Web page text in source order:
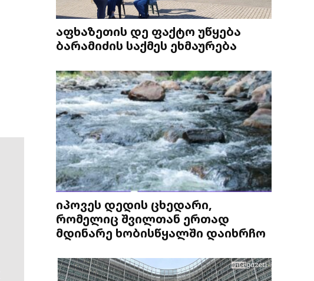
აფხაზეთის დე ფაქტო უწყება
ბარამიძის საქმეს ეხმაურება
იპოვეს დედის ცხედარი,
რომელიც შვილთან ერთად
მდინარე ხობისწყალში დაიხრჩო